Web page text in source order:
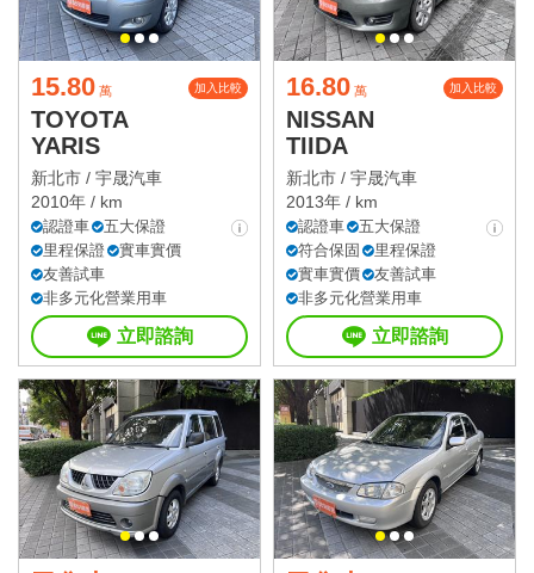
15.80 萬 加入比較
TOYOTA
YARIS
新北市 / 宇晟汽車
2010年 / km
認證車
五大保證
里程保證
實車實價
友善試車
非多元化營業用車
立即諮詢
16.80 萬 加入比較
NISSAN
TIIDA
新北市 / 宇晟汽車
2013年 / km
認證車
五大保證
符合保固
里程保證
實車實價
友善試車
非多元化營業用車
立即諮詢